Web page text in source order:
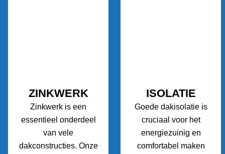
ZINKWERK
Zinkwerk is een
essentieel onderdeel
van vele
dakconstructies. Onze
ISOLATIE
Goede dakisolatie is
cruciaal voor het
energiezuinig en
comfortabel maken